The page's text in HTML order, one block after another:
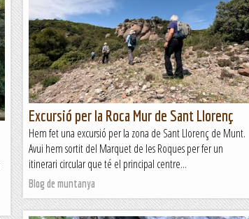
Excursió per la Roca Mur de Sant Llorenç
Hem fet una excursió per la zona de Sant Llorenç de Munt.
Avui hem sortit del Marquet de les Roques per fer un
itinerari circular que té el principal centre...
Blog de muntanya